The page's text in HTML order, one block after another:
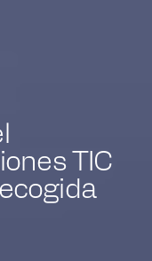
TIC